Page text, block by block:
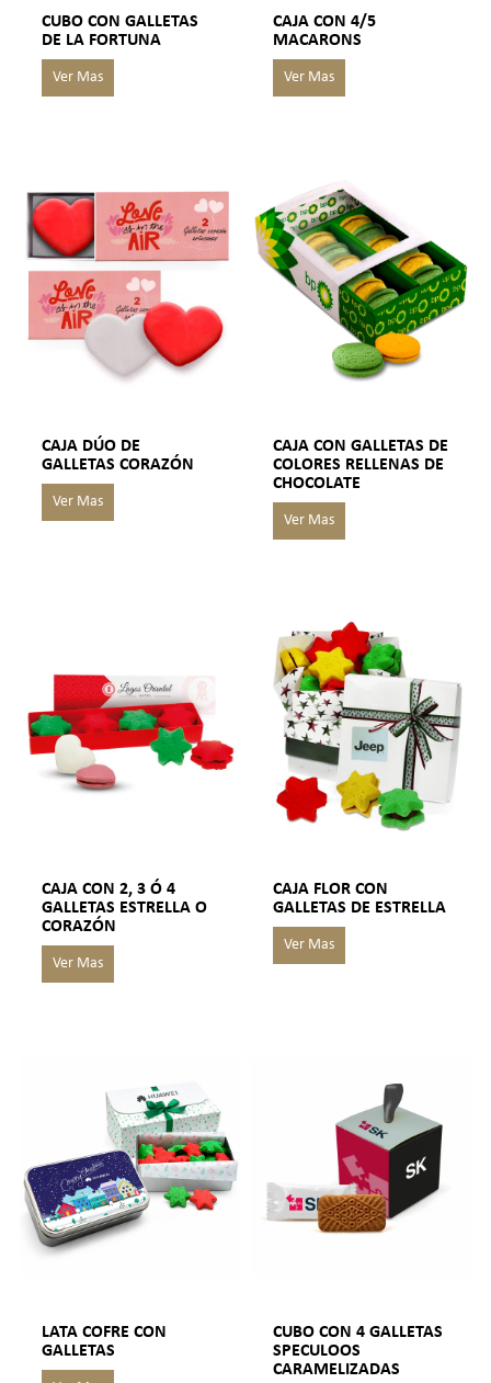
CUBO CON GALLETAS
DE LA FORTUNA
CAJA CON 4/5
MACARONS
CAJA DÚO DE
GALLETAS CORAZÓN
CAJA CON GALLETAS DE
COLORES RELLENAS DE
CHOCOLATE
CAJA CON 2, 3 Ó 4
GALLETAS ESTRELLA O
CORAZÓN
CAJA FLOR CON
GALLETAS DE ESTRELLA
LATA COFRE CON
GALLETAS
CUBO CON 4 GALLETAS
SPECULOOS
CARAMELIZADAS